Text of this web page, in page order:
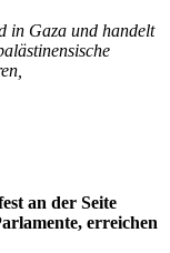
in Gaza und handelt
an der Seite
erreichen